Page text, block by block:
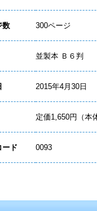
数 300ページ
並製本 Ｂ６判
2015年4月30日
定価1,650円（本
ード 0093